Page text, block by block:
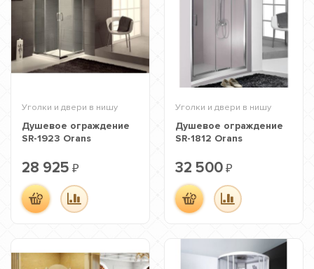
Уголки и двери в нишу
Душевое ограждение
SR-1923 Orans
28 925 ₽
Уголки и двери в нишу
Душевое ограждение
SR-1812 Orans
32 500 ₽